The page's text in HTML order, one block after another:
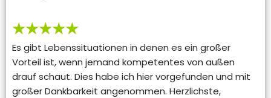
★★★★★
Es gibt Lebenssituationen in denen es ein großer
Vorteil ist, wenn jemand kompetentes von außen
drauf schaut. Dies habe ich hier vorgefunden und mit
großer Dankbarkeit angenommen. Herzlichste,